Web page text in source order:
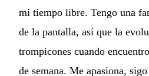
mi tiempo libre. Tengo una
de la pantalla, así que la
trompicones cuando
de semana. Me apasiona,